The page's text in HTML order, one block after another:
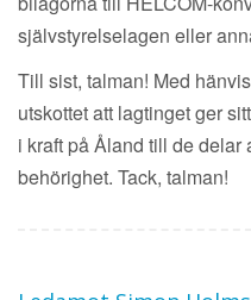
självstyrelselagen eller
Till sist, talman! Med
utskottet att lagtinget ger
i kraft på Åland till de
behörighet. Tack, talman!